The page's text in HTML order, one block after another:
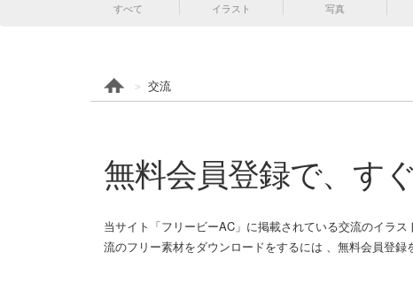
すべて イラスト 写真
交流
無料会員登録で、す
当サイト「フリービーAC」に掲載されている交流のイラ
流のフリー素材をダウンロードをするには 、無料会員登録